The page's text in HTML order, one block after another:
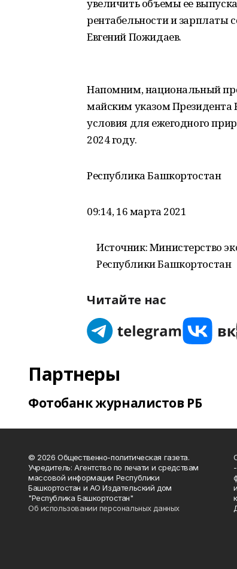
увеличить объемы ее
рентабельности и зарплаты
Евгений Пожидаев.
Напомним, национальный
майским указом Президента
условия для ежегодного
2024 году.
Республика Башкортостан
09:14, 16 марта 2021
Источник: Министерство
Республики Башкортостан
Читайте нас
Партнеры
Фотобанк журналистов РБ
© 2026 Общественно-политическая газета.
Учредитель: Агентство по печати и средствам
массовой информации Республики
Башкортостан и АО Издательский дом
"Республика Башкортостан"
Об использовании персональных данных